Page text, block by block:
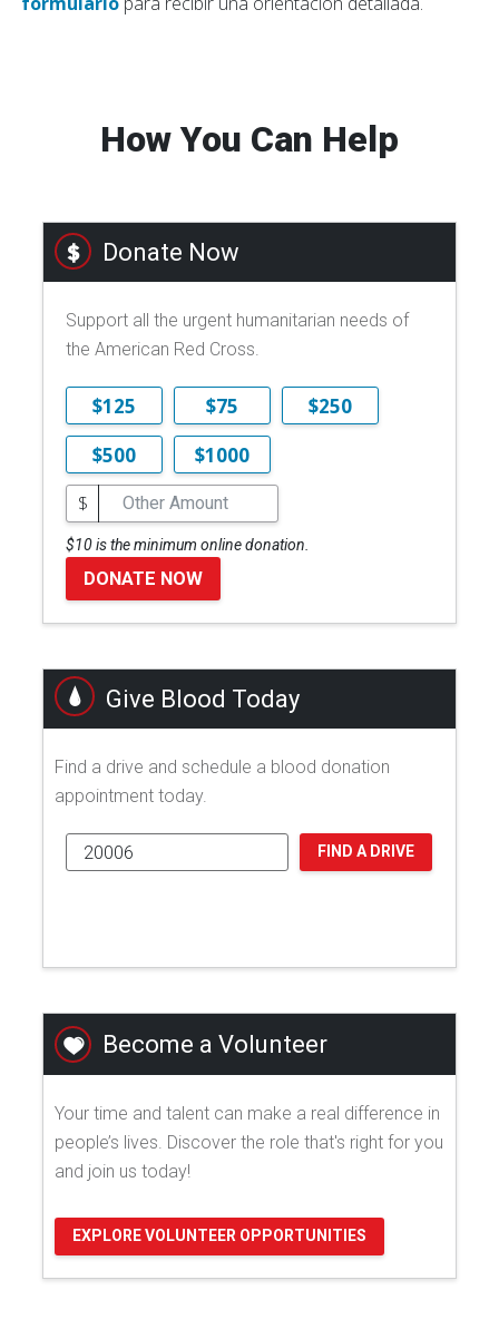
How You Can Help
Donate Now
Support all the urgent humanitarian needs of
the American Red Cross.
$125 $75
$250
$500
$1000
$
$10 is the minimum online donation.
DONATE NOW
Give Blood Today
Find a drive and schedule a blood donation
appointment today.
FIND A DRIVE
Become a Volunteer
Your time and talent can make a real difference in
people’s lives. Discover the role that's right for you
and join us today!
EXPLORE VOLUNTEER OPPORTUNITIES